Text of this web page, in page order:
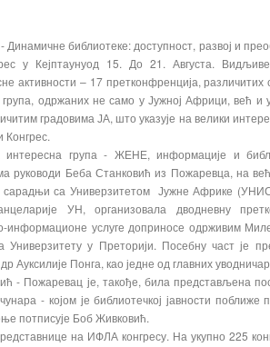
Динамичне библиотеке: доступност, развој и
у Кејптаунуод 15. До 21. Августа.
активности – 17 претконфренција, различитих
група, одржаних не само у Јужној Африци, већ и
градовима ЈА, што указује на велики
интересна група - ЖЕНЕ, информације и
руководи Беба Станковић из Пожаревца, на
сарадњи са Универзитетом Јужне Африке
УН, организовала дводневну
информационе услуге доприносе одрживим
у Преторији. Посебну част је
Ауксилије Понга, као једне од главних
- Пожаревац је, такође, била представљена
- којом је библиотечкој јавности поближе
потписује Боб Живковић.
на ИФЛА конгресу. На укупно 225